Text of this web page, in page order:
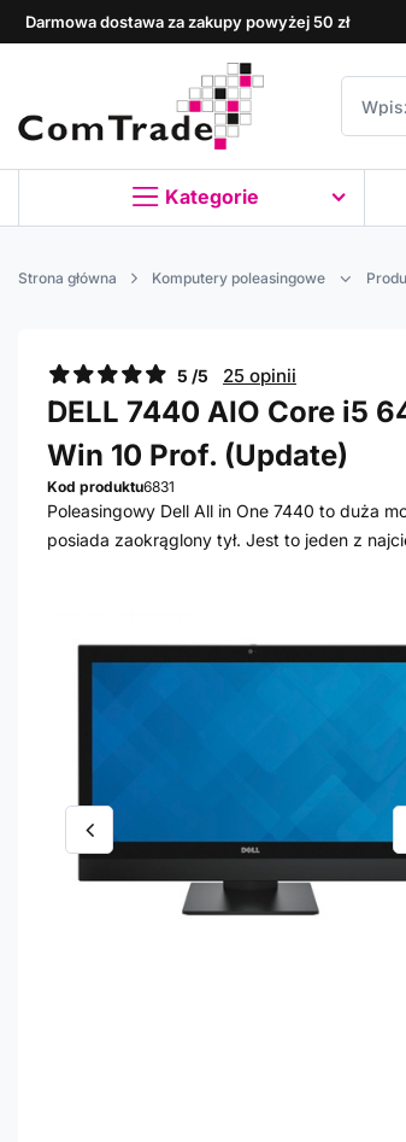
Darmowa dostawa za zakupy powyżej 50 zł
Kategorie
Strona główna Komputery poleasingowe
5 /5 25 opinii
DELL 7440 AIO Core i5
Win 10 Prof. (Update)
Kod produktu6831
Poleasingowy Dell All in One 7440 to duża
posiada zaokrąglony tył. Jest to jeden z